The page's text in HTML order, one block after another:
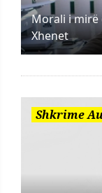
Morali i mirë
Xhenet
Shkrime